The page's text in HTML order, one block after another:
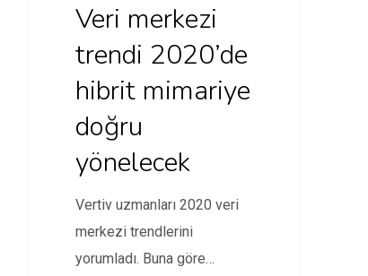
Veri merkezi
trendi 2020’de
hibrit mimariye
doğru
yönelecek
Vertiv uzmanları 2020 veri
merkezi trendlerini
yorumladı. Buna göre